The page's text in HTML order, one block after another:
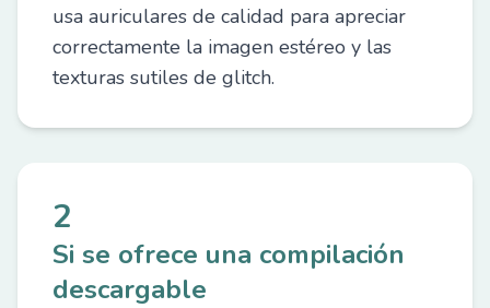
usa auriculares de calidad para apreciar
correctamente la imagen estéreo y las
texturas sutiles de glitch.
2
Si se ofrece una compilación
descargable